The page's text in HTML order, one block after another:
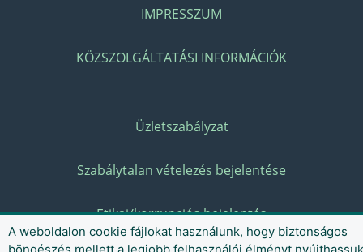
IMPRESSZUM
KÖZSZOLGÁLTATÁSI INFORMÁCIÓK
Üzletszabályzat
Szabálytalan vételezés bejelentése
Etikai/korrupciós bejelentés
A weboldalon cookie fájlokat használunk, hogy biztonságos